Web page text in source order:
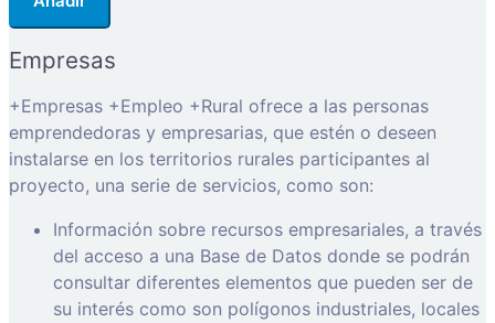
Empresas
+Empresas +Empleo +Rural ofrece a las personas
emprendedoras y empresarias, que estén o deseen
instalarse en los territorios rurales participantes al
proyecto, una serie de servicios, como son:
Información sobre recursos empresariales, a través
del acceso a una Base de Datos donde se podrán
consultar diferentes elementos que pueden ser de
su interés como son polígonos industriales, locales